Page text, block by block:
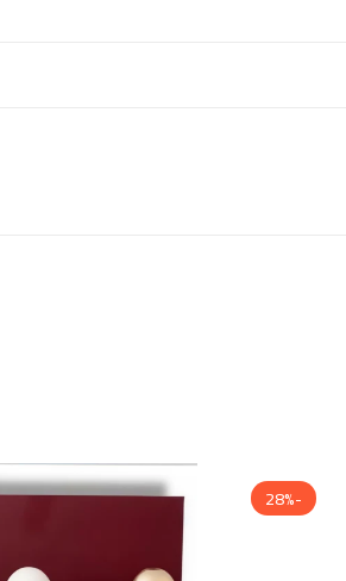
-28%